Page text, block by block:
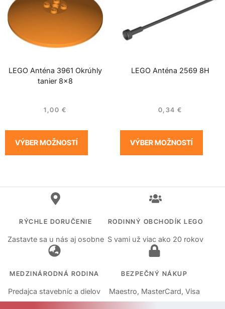
LEGO Anténa 3961 Okrúhly
tanier 8×8
1,00 €
VÝBER MOŽNOSTÍ
LEGO Anténa 2569 8H
0,34 €
VÝBER MOŽNOSTÍ
RÝCHLE DORUČENIE
Zastavte sa u nás aj osobne
RODINNÝ OBCHODÍK LEGO
S vami už viac ako 20 rokov
MEDZINÁRODNÁ RODINA
Predajca stavebníc a dielov
BEZPEČNÝ NÁKUP
Maestro, MasterCard, Visa